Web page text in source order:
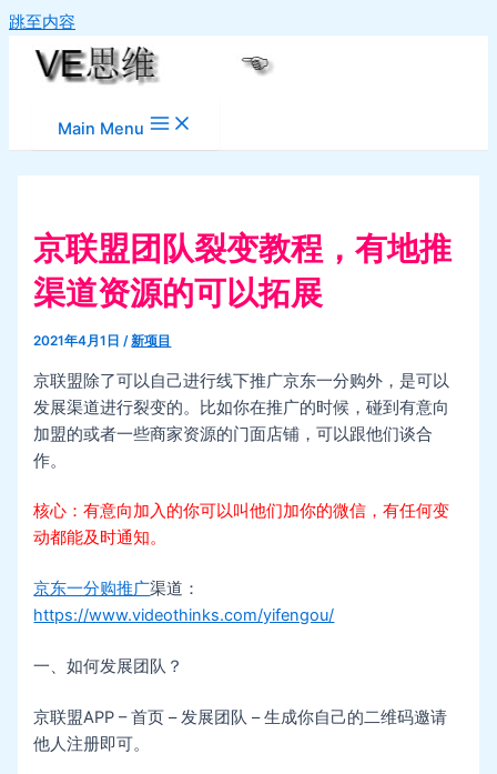
跳至内容
Main Menu
京联盟团队裂变教程，有地推
渠道资源的可以拓展
2021年4月1日/新项目
京联盟除了可以自己进行线下推广京东一分购外，是可以
发展渠道进行裂变的。比如你在推广的时候，碰到有意向
加盟的或者一些商家资源的门面店铺，可以跟他们谈合
作。
核心：有意向加入的你可以叫他们加你的微信，有任何变
动都能及时通知。
京东一分购推广渠道：
https://www.videothinks.com/yifengou/
一、如何发展团队？
京联盟APP – 首页 – 发展团队 – 生成你自己的二维码邀请
他人注册即可。